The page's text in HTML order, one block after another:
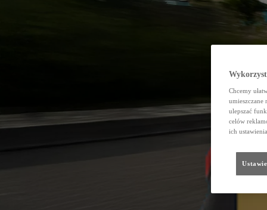
Chcemy
ulepszać
celów
ich